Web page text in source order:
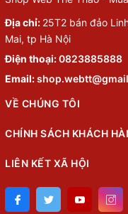
Địa chỉ: 25T2 bán đảo
Mai, tp Hà Nội
Điện thoại:0823885888
Email:
VỀ CHÚNG TÔI
CHÍNH SÁCH KHÁCH
LIÊN KẾT XÃ HỘI